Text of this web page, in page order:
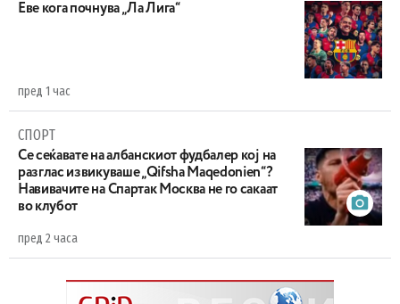
Еве кога почнува „Ла Лига“
пред 1 час
СПОРТ
Се сеќавате на албанскиот фудбалер кој на
разглас извикуваше „Qifsha Maqedonien“?
Навивачите на Спартак Москва не го сакаат
во клубот
пред 2 часа